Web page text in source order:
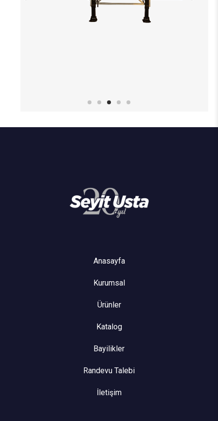
Anasayfa
Kurumsal
Ürünler
Katalog
Bayilikler
Randevu Talebi
İletişim